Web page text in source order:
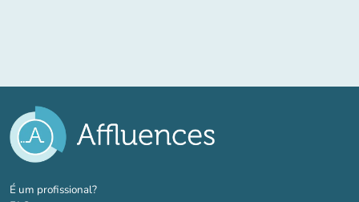
É um profissional?(novo separador)